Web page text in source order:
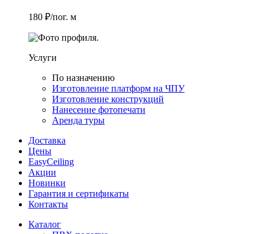
180 ₽/пог. м
Услуги
По назначению
Изготовление платформ на ЧПУ
Изготовление конструкций
Нанесение фотопечати
Аренда туры
Доставка
Цены
EasyCeiling
Акции
Новинки
Гарантия и сертификаты
Контакты
Каталог